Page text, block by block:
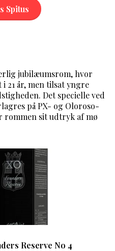
Spitus
jubilæumsrom, hvor
21 år, men tilsat yngre
Det specielle ved
på PX- og Oloroso-
rommen sit udtryk af mø
Reserve No 4